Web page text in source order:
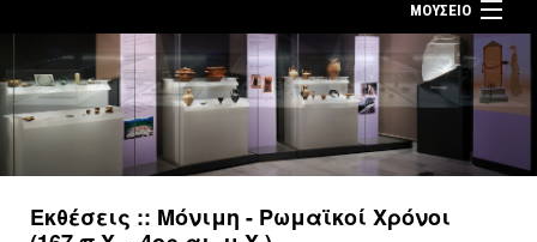
Αρχική σελίδα
Επίσκεψη
Επικοινωνία
Νέα
ΜΟΥΣΕΙΟ
ΤΟ ΜΟΥΣΕΙΟ
ΕΚΘΕΣΕΙΣ
Εκθέσεις :: Μόνιμη - Ρωμαϊκοί Χρόνοι